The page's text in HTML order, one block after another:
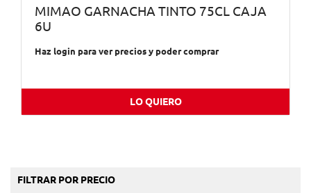
MIMAO GARNACHA TINTO 75CL CAJA
6U
Haz login para ver precios y poder comprar
LO QUIERO
FILTRAR POR PRECIO